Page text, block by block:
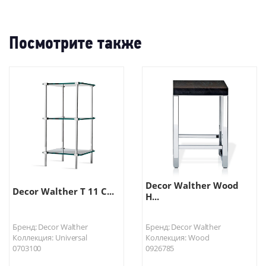
Посмотрите также
Decor Walther T 11 С...
Бренд: Decor Walther
Коллекция: Universal
0703100
Decor Walther Wood
H...
Бренд: Decor Walther
Коллекция: Wood
0926785